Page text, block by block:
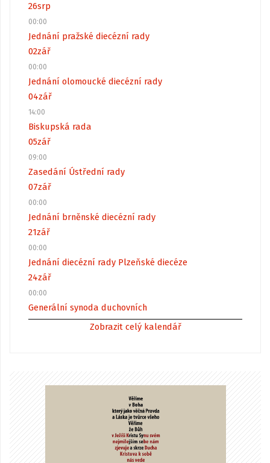
26srp
00:00
Jednání pražské diecézní rady
02zář
00:00
Jednání olomoucké diecézní rady
04zář
14:00
Biskupská rada
05zář
09:00
Zasedání Ústřední rady
07zář
00:00
Jednání brněnské diecézní rady
21zář
00:00
Jednání diecézní rady Plzeňské diecéze
24zář
00:00
Generální synoda duchovních
Zobrazit celý kalendář